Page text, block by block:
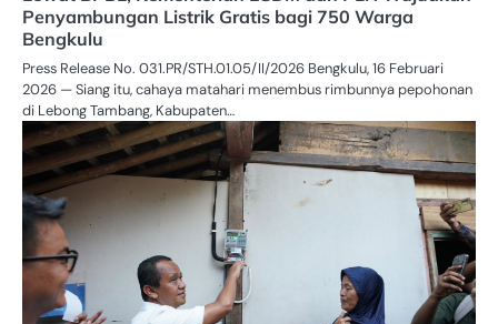
Penyambungan Listrik Gratis bagi 750 Warga
Bengkulu
Press Release No. 031.PR/STH.01.05/II/2026 Bengkulu, 16 Februari
2026 — Siang itu, cahaya matahari menembus rimbunnya pepohonan
di Lebong Tambang, Kabupaten…